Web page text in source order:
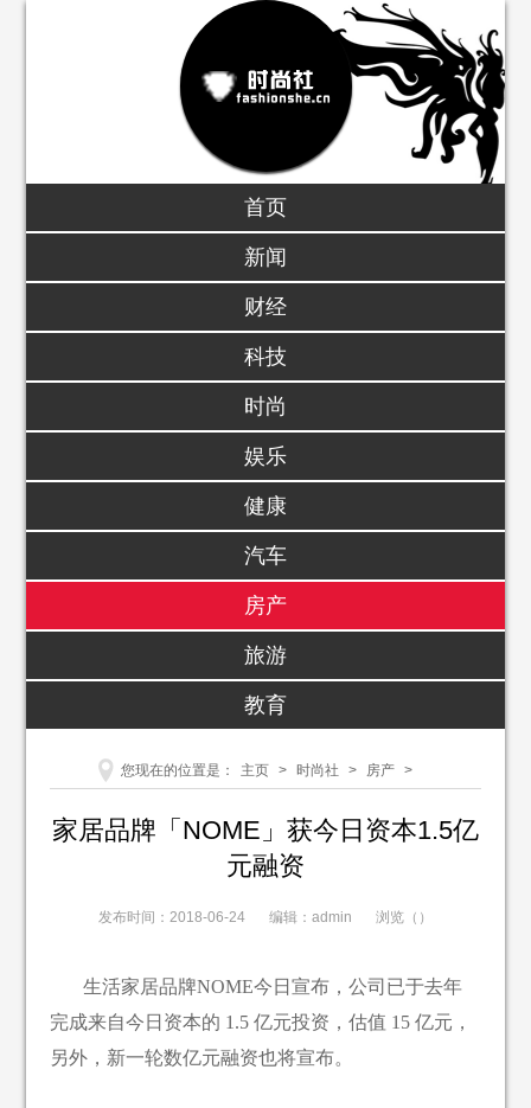
首页
新闻
财经
科技
时尚
娱乐
健康
汽车
房产
旅游
教育
您现在的位置是： 主页 > 时尚社 > 房产 >
家居品牌「NOME」获今日资本1.5亿
元融资
发布时间：2018-06-24 编辑：admin 浏览（ ）
生活家居品牌NOME今日宣布，公司已于去年
完成来自今日资本的 1.5 亿元投资，估值 15 亿元，
另外，新一轮数亿元融资也将宣布。